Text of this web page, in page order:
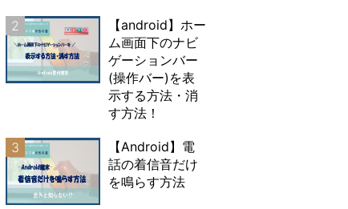
2
【android】ホー
ム画面下のナビ
ゲーションバー
(操作バー)を表
示する方法・消
す方法！
3
【Android】電
話の着信音だけ
を鳴らす方法